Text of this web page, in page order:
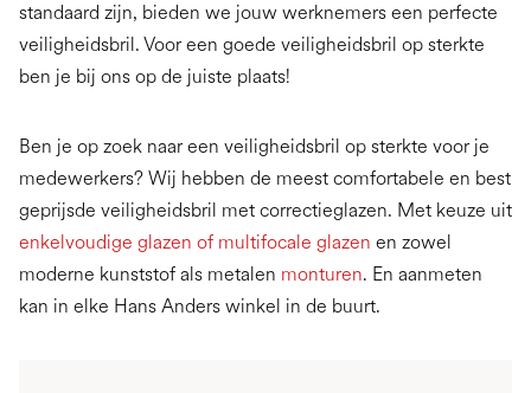
standaard zijn, bieden we jouw werknemers een perfecte
veiligheidsbril. Voor een goede veiligheidsbril op sterkte
ben je bij ons op de juiste plaats!
Ben je op zoek naar een veiligheidsbril op sterkte voor je
medewerkers? Wij hebben de meest comfortabele en best
geprijsde veiligheidsbril met correctieglazen. Met keuze uit
enkelvoudige glazen of multifocale glazen en zowel
moderne kunststof als metalen monturen. En aanmeten
kan in elke Hans Anders winkel in de buurt.